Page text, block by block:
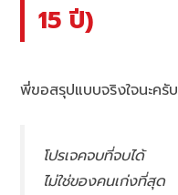
15 ปี)
พี่ขอสรุปแบบจริงใจนะครับ
โปรเจคจบที่จบได้
ไม่ใช่ของคนเก่งที่สุด